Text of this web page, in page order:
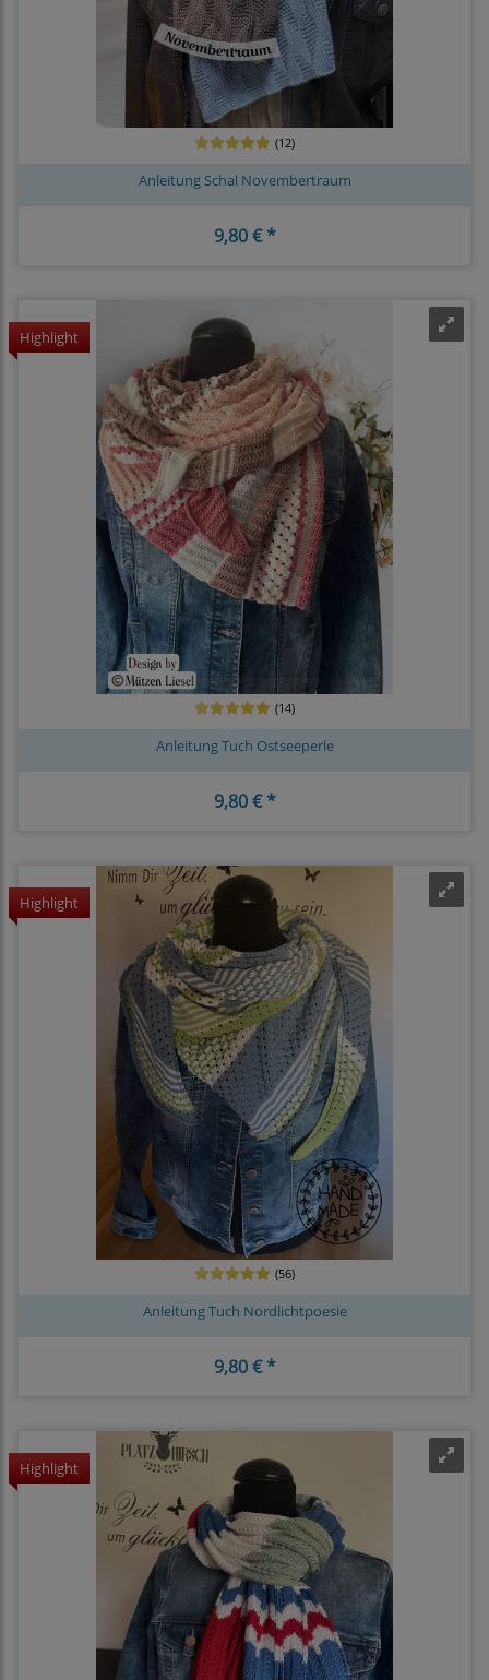
(12)
Anleitung Schal Novembertraum
9,80 € *
Highlight
(14)
Anleitung Tuch Ostseeperle
9,80 € *
Highlight
(56)
Anleitung Tuch Nordlichtpoesie
9,80 € *
Highlight